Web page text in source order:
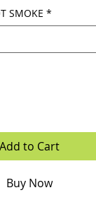
SMOKE *
Add to Cart
Buy Now